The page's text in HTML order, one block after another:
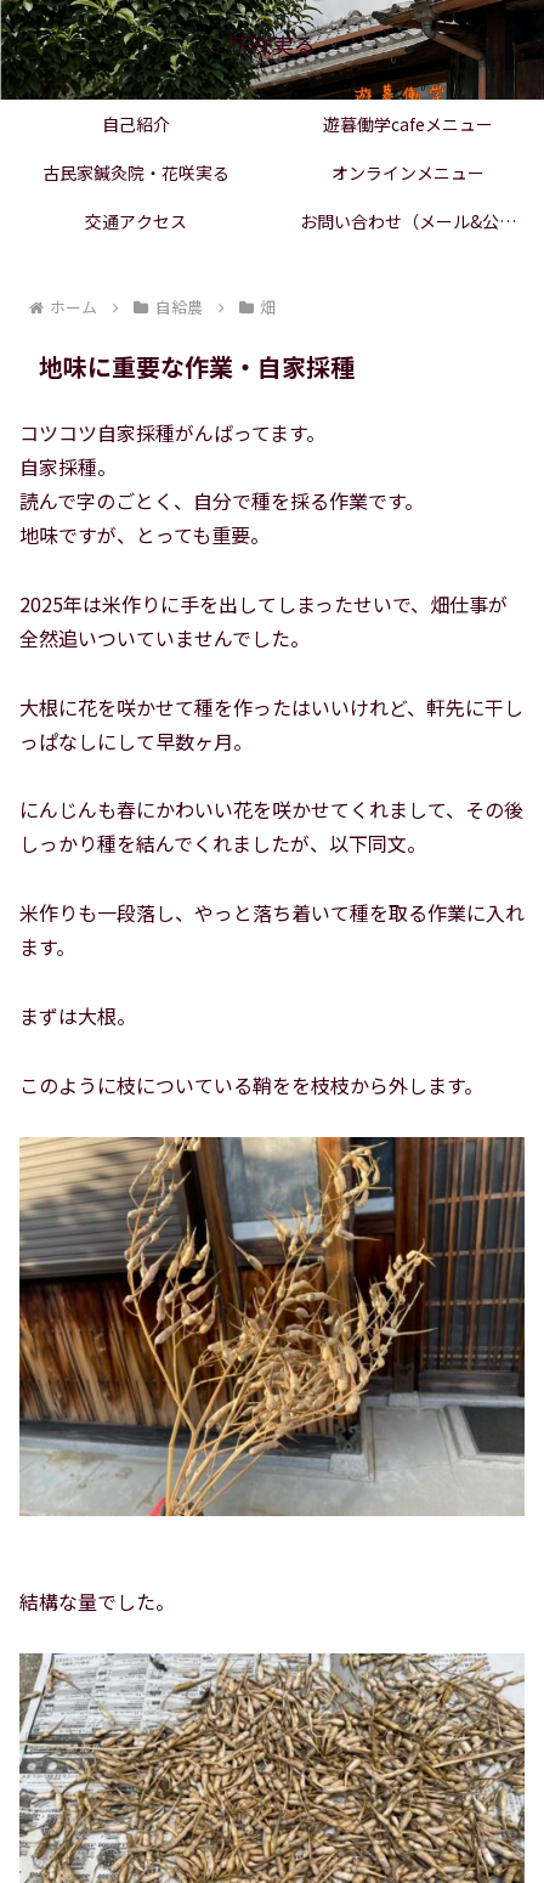
花咲実る
自己紹介
遊暮働学cafeメニュー
古民家鍼灸院・花咲実る
オンラインメニュー
交通アクセス
お問い合わせ（メール&公式
ホーム 自給農 畑
地味に重要な作業・自家採種
コツコツ自家採種がんばってます。
自家採種。
読んで字のごとく、自分で種を採る作業です。
地味ですが、とっても重要。
2025年は米作りに手を出してしまったせいで、畑仕事が
全然追いついていませんでした。
大根に花を咲かせて種を作ったはいいけれど、軒先に干し
っぱなしにして早数ヶ月。
にんじんも春にかわいい花を咲かせてくれまして、その後
しっかり種を結んでくれましたが、以下同文。
米作りも一段落し、やっと落ち着いて種を取る作業に入れ
ます。
まずは大根。
このように枝についている鞘をを枝枝から外します。
結構な量でした。